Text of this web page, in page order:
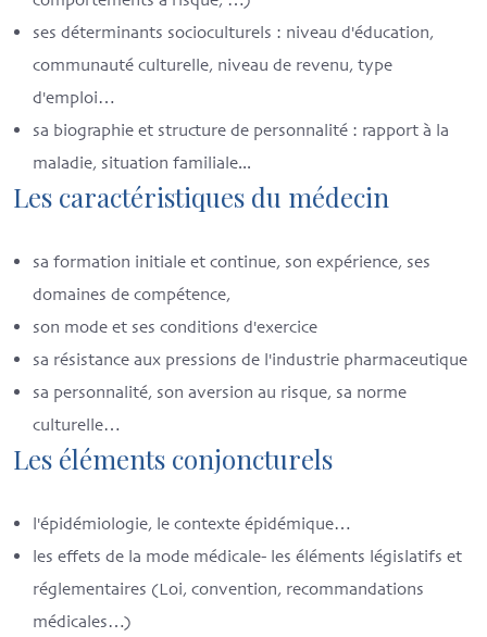
ses déterminants socioculturels : niveau d'éducation,
communauté culturelle, niveau de revenu, type
d'emploi…
sa biographie et structure de personnalité : rapport à la
maladie, situation familiale...
Les caractéristiques du médecin
sa formation initiale et continue, son expérience, ses
domaines de compétence,
son mode et ses conditions d'exercice
sa résistance aux pressions de l'industrie pharmaceutique
sa personnalité, son aversion au risque, sa norme
culturelle…
Les éléments conjoncturels
l'épidémiologie, le contexte épidémique…
les effets de la mode médicale- les éléments législatifs et
réglementaires (Loi, convention, recommandations
médicales…)